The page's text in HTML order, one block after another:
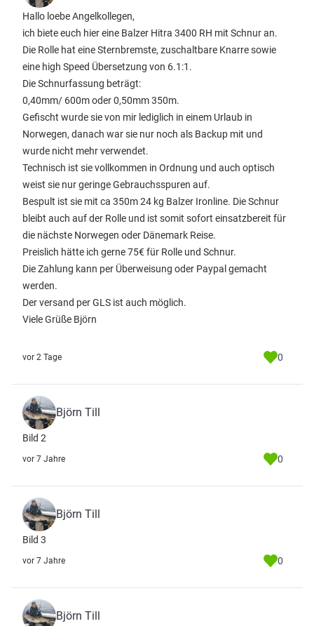
Hallo loebe Angelkollegen,
ich biete euch hier eine Balzer Hitra 3400 RH mit Schnur an.
Die Rolle hat eine Sternbremste, zuschaltbare Knarre sowie
eine high Speed Übersetzung von 6.1:1.
Die Schnurfassung beträgt:
0,40mm/ 600m oder 0,50mm 350m.
Gefischt wurde sie von mir lediglich in einem Urlaub in
Norwegen, danach war sie nur noch als Backup mit und
wurde nicht mehr verwendet.
Technisch ist sie vollkommen in Ordnung und auch optisch
weist sie nur geringe Gebrauchsspuren auf.
Bespult ist sie mit ca 350m 24 kg Balzer Ironline. Die Schnur
bleibt auch auf der Rolle und ist somit sofort einsatzbereit für
die nächste Norwegen oder Dänemark Reise.
Preislich hätte ich gerne 75€ für Rolle und Schnur.
Die Zahlung kann per Überweisung oder Paypal gemacht
werden.
Der versand per GLS ist auch möglich.
Viele Grüße Björn
vor 2 Tage 0
Björn Till
Bild 2
vor 7 Jahre 0
Björn Till
Bild 3
vor 7 Jahre 0
Björn Till